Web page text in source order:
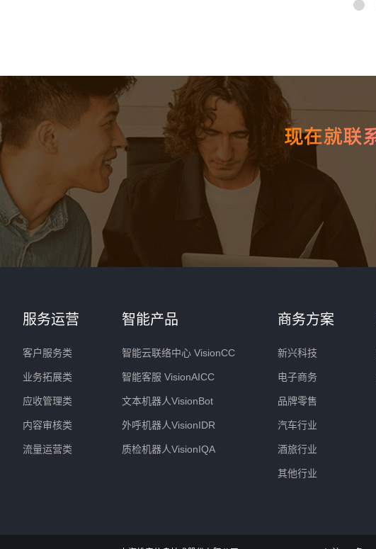
1
服务运营
客户服务类
业务拓展类
应收管理类
内容审核类
流量运营类
智能产品
智能云联络中心 VisionCC
智能客服 VisionAICC
文本机器人VisionBot
外呼机器人VisionIDR
质检机器人VisionIQA
商务方案
新兴科技
电子商务
品牌零售
汽车行业
酒旅行业
其他行业